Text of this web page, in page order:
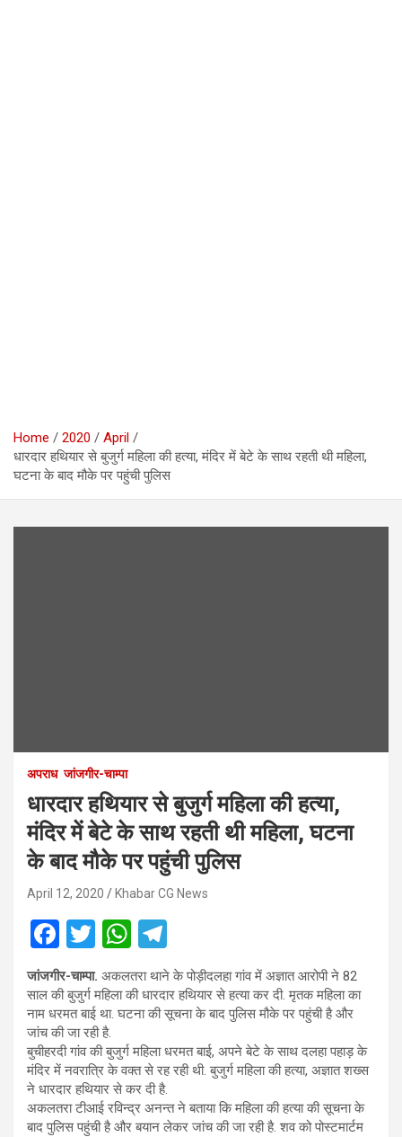
Home 2020
April
धारदार हथियार से बुजुर्ग महिला की हत्या, मंदिर में बेटे के साथ रहती थी महिला,
घटना के बाद मौके पर पहुंची पुलिस
अपराध जांजगीर-चाम्पा
धारदार हथियार से बुजुर्ग महिला की हत्या,
मंदिर में बेटे के साथ रहती थी महिला, घटना
के बाद मौके पर पहुंची पुलिस
April 12, 2020 Khabar CG News
F
a
ce
b
o
o
k
T
wi
tt
er
W
h
at
s
A
p
p
el
e
gr
a
m
जांजगीर-चाम्पा. अकलतरा थाने के पोड़ीदलहा गांव में अज्ञात आरोपी ने 82
साल की बुजुर्ग महिला की धारदार हथियार से हत्या कर दी. मृतक महिला का
नाम धरमत बाई था. घटना की सूचना के बाद पुलिस मौके पर पहुंची है और
जांच की जा रही है.
बुचीहरदी गांव की बुजुर्ग महिला धरमत बाई, अपने बेटे के साथ दलहा पहाड़ के
मंदिर में नवरात्रि के वक्त से रह रही थी. बुजुर्ग महिला की हत्या, अज्ञात शख्स
ने धारदार हथियार से कर दी है.
अकलतरा टीआई रविन्द्र अनन्त ने बताया कि महिला की हत्या की सूचना के
बाद पुलिस पहुंची है और बयान लेकर जांच की जा रही है. शव को पोस्टमार्टम